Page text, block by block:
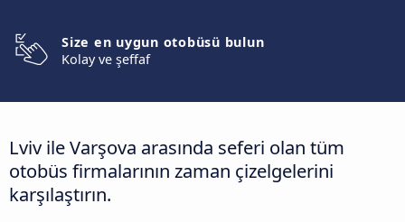
Size en uygun otobüsü bulun
Kolay ve şeffaf
Lviv ile Varşova arasında seferi olan tüm
otobüs firmalarının zaman çizelgelerini
karşılaştırın.